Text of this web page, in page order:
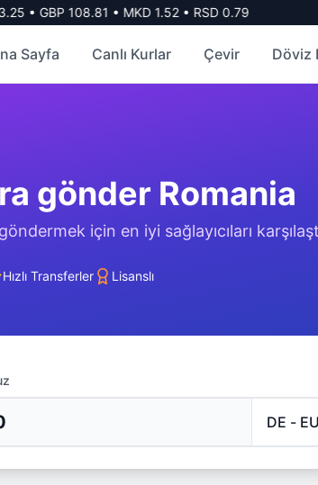
• GBP 108.81• MKD 1.52• RSD 0.79
Sayfa Canlı Kurlar Çevir Döviz
gönder Romania
için en iyi sağlayıcıları
Hızlı Transferler Lisanslı